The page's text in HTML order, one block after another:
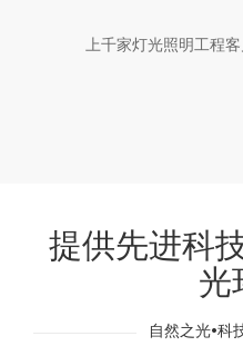
上千家灯光照明工程客
提供先进科
光
自然之光•科